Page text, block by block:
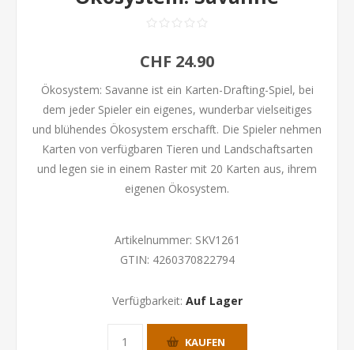
CHF 24.90
Ökosystem: Savanne ist ein Karten-Drafting-Spiel, bei
dem jeder Spieler ein eigenes, wunderbar vielseitiges
und blühendes Ökosystem erschafft. Die Spieler nehmen
Karten von verfügbaren Tieren und Landschaftsarten
und legen sie in einem Raster mit 20 Karten aus, ihrem
eigenen Ökosystem.
Artikelnummer: SKV1261
GTIN: 4260370822794
Verfügbarkeit: Auf Lager
KAUFEN